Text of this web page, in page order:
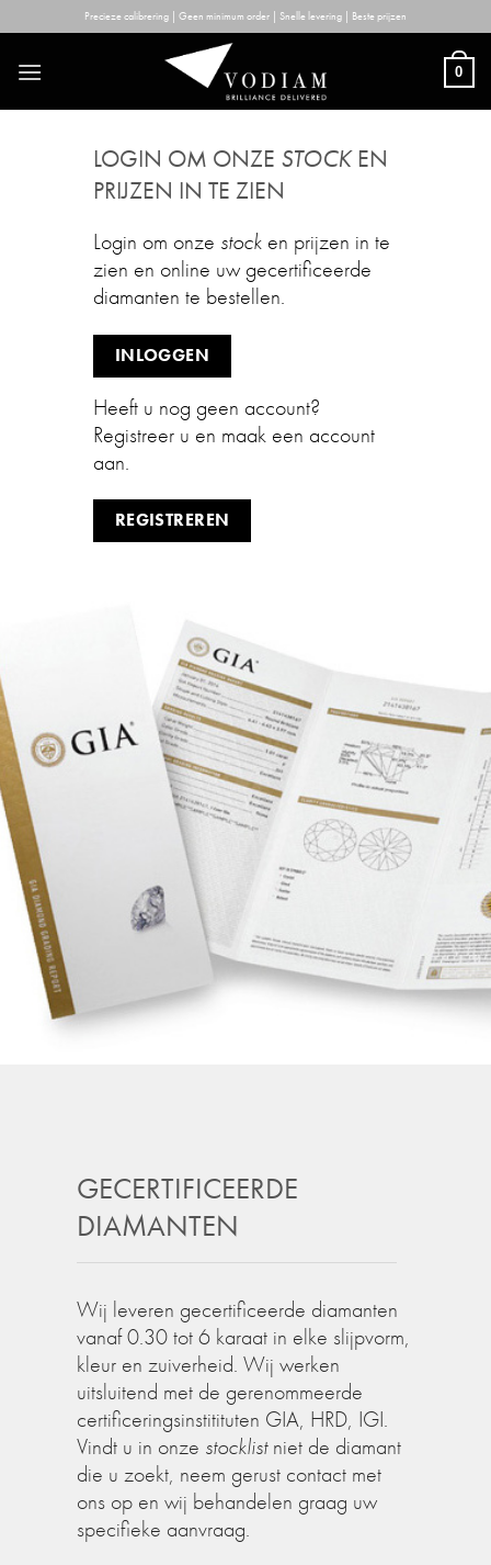
to
content
Precieze calibrering | Geen minimum order | Snelle levering | Beste prijzen
0
LOGIN OM ONZE STOCKEN
PRIJZEN IN TE ZIEN
Login om onze stock en prijzen in te
zien en online uw gecertificeerde
diamanten te bestellen.
INLOGGEN
Heeft u nog geen account?
Registreer u en maak een account
aan.
REGISTREREN
GECERTIFICEERDE
DIAMANTEN
Wij leveren gecertificeerde diamanten
vanaf 0.30 tot 6 karaat in elke slijpvorm,
kleur en zuiverheid. Wij werken
uitsluitend met de gerenommeerde
certificeringsinstitituten GIA, HRD, IGI.
Vindt u in onze stocklistniet de diamant
die u zoekt, neem gerust contact met
ons op en wij behandelen graag uw
specifieke aanvraag.